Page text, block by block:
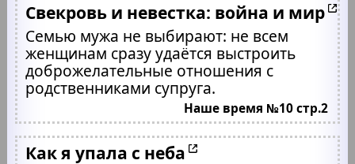
Свекровь и невестка: война и мир
Семью мужа не выбирают: не всем
женщинам сразу удаётся выстроить
доброжелательные отношения с
родственниками супруга.
Наше время №10 стр.2
Как я упала с неба